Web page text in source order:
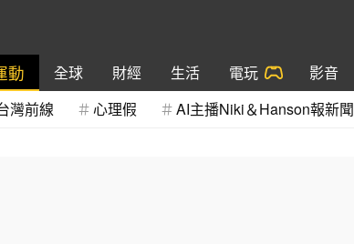
動 全球 財經 生活 電玩 影音
灣前線 心理假 AI主播Niki＆Hanson報新聞